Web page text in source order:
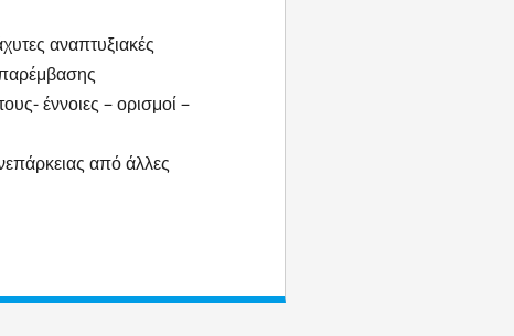
αναπτυξιακές
έννοιες – ορισμοί –
από άλλες